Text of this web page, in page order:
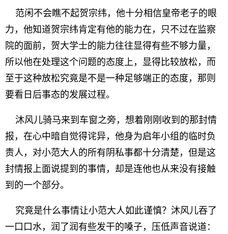
范闲不会瞧不起贺宗纬，他十分相信皇帝老子的眼
力，他知道贺宗纬肯定有他的能力在，只不过在监察
院的面前，贺大学士的能力往往显得有些不够力量，
所以他在处理这个问题的态度上，显得比较放松，而
至于这种放松究竟是不是一种足够端正的态度，那则
要看日后事态的发展过程。
沐风儿骑马来到车窗之旁，想着刚刚收到的那封情
报，在心中暗自觉得诧异，他身为启年小组的临时负
责人，对小范大人的所有阴私事都十分清楚，但是这
封情报上面说提到的事情，却是连他也从来没有接触
到的一个部分。
究竟是什么事情让小范大人如此谨慎？沐风儿吞了
一口口水，润了润有些发干的嗓子，压低声音说道：